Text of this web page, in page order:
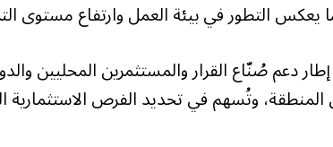
دعم صُنّاع القرار والمستثمرين المحليين
وتُسهم في تحديد الفرص